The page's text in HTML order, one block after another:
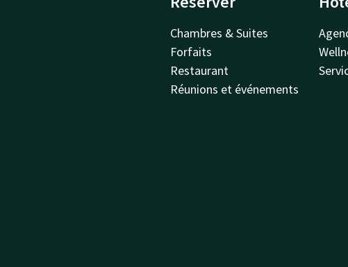
Chambres & Suites
Forfaits
Restaurant
Réunions et événements